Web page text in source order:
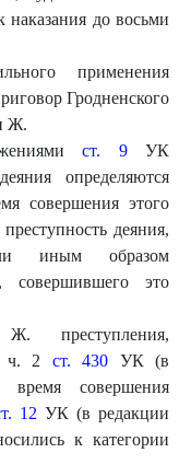
наказания до восьми
применения
Гродненского
Ж.
ст. 9УК
определяются
совершения этого
деяния,
иным образом
совершившего это
преступления,
ч. 2 ст. 430 УК (в
время совершения
12 УК (в редакции
к категории